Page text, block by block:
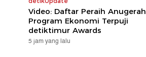
Video: Daftar Peraih Anugerah
Program Ekonomi Terpuji
detiktimur Awards
5 jam yang lalu